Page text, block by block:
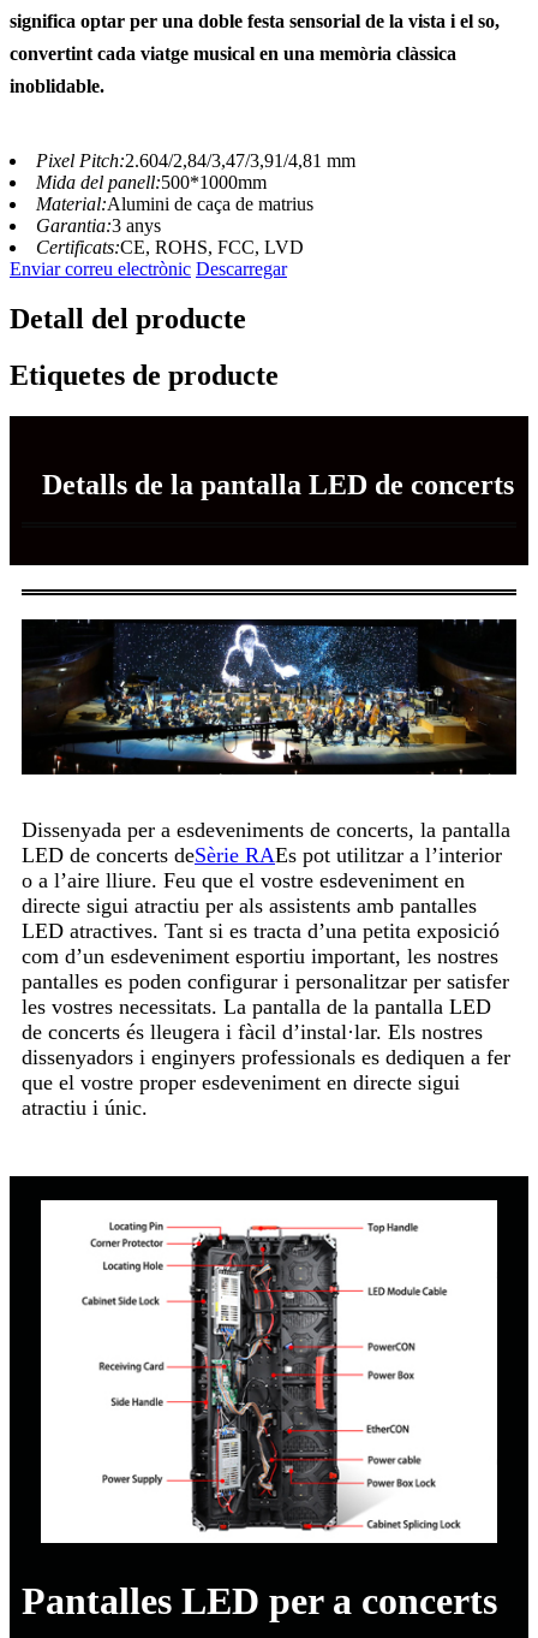
significa optar per una doble festa sensorial de la vista i el so,
convertint cada viatge musical en una memòria clàssica
inoblidable.
Pixel Pitch:2.604/2,84/3,47/3,91/4,81 mm
Mida del panell:500*1000mm
Material:Alumini de caça de matrius
Garantia:3 anys
Certificats:CE, ROHS, FCC, LVD
Enviar correu electrònic Descarregar
Detall del producte
Etiquetes de producte
Detalls de la pantalla LED de concerts
Dissenyada per a esdeveniments de concerts, la pantalla
LED de concerts deSèrie RAEs pot utilitzar a l’interior
o a l’aire lliure. Feu que el vostre esdeveniment en
directe sigui atractiu per als assistents amb pantalles
LED atractives. Tant si es tracta d’una petita exposició
com d’un esdeveniment esportiu important, les nostres
pantalles es poden configurar i personalitzar per satisfer
les vostres necessitats. La pantalla de la pantalla LED
de concerts és lleugera i fàcil d’instal·lar. Els nostres
dissenyadors i enginyers professionals es dediquen a fer
que el vostre proper esdeveniment en directe sigui
atractiu i únic.
Pantalles LED per a concerts